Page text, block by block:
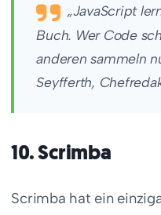
„JavaScript
Buch. Wer Code
anderen sammeln
Seyfferth,
10. Scrimba
Scrimba hat ein